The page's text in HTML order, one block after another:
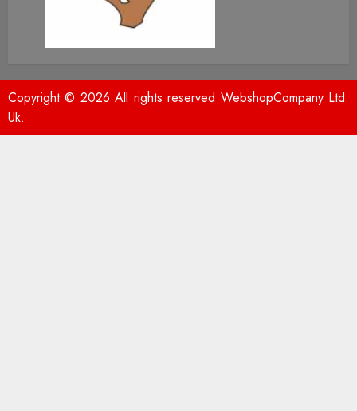
Copyright © 2026 All rights reserved WebshopCompany Ltd.
Uk.